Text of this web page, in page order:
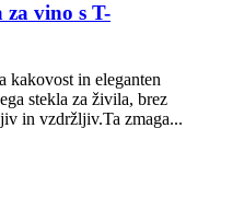
za vino s T-
kakovost in eleganten
stekla za živila, brez
in vzdržljiv.Ta zmaga...